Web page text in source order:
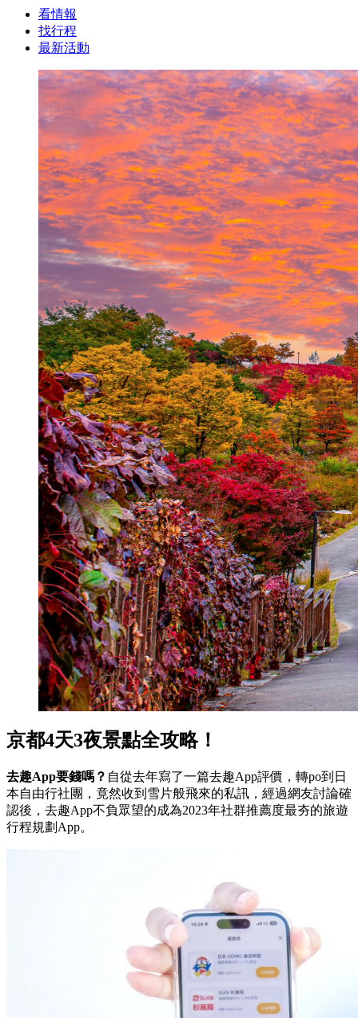
看情報
找行程
最新活動
京都4天3夜景點全攻略！
去趣App要錢嗎？ 自從去年寫了一篇去趣App評價，轉po到日
本自由行社團，竟然收到雪片般飛來的私訊，經過網友討論確
認後，去趣App不負眾望的成為2023年社群推薦度最夯的旅遊
行程規劃App。